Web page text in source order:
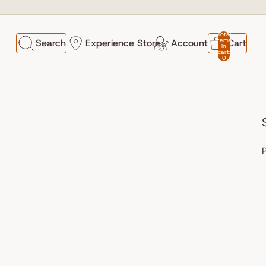
Search Experience Store Account
Total
items
in
cart:
0
Cart